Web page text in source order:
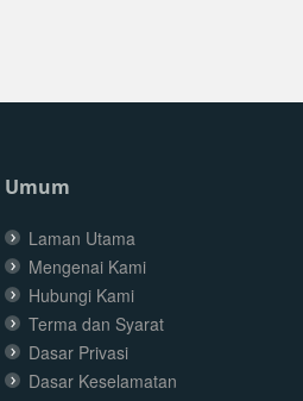
Umum
Laman Utama
Mengenai Kami
Hubungi Kami
Terma dan Syarat
Dasar Privasi
Dasar Keselamatan